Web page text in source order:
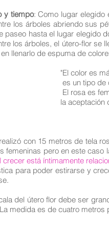
y tiempo: Como lugar elegido
los árboles abriendo sus
paseo hasta el lugar elegido
los árboles, el útero-flor se
llenarlo de espuma de
es más fuerte
de
femenino,
de sí
con 15 metros de tela
femeninas pero en este caso
crecer está íntimamente
para poder estirarse y
del útero flor debe ser
medida es de cuatro metros